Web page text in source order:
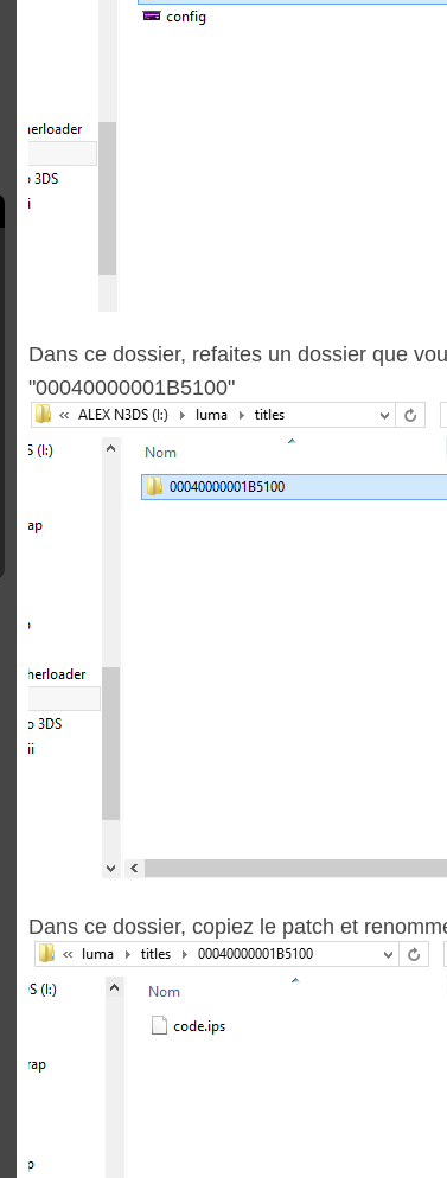
Dans ce dossier, refaites un dossier que
"00040000001B5100"
Dans ce dossier, copiez le patch et